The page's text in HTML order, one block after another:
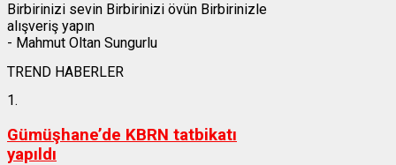
Birbirinizi sevin Birbirinizi övün Birbirinizle
alışveriş yapın
- Mahmut Oltan Sungurlu
TREND HABERLER
1.
Gümüşhane’de KBRN tatbikatı
yapıldı